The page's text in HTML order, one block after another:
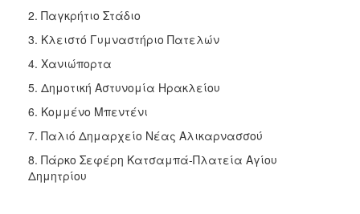
2. Παγκρήτιο Στάδιο
3. Κλειστό Γυμναστήριο Πατελών
4. Χανιώπορτα
5. Δημοτική Αστυνομία Ηρακλείου
6. Κομμένο Μπεντένι
7. Παλιό Δημαρχείο Νέας Αλικαρνασσού
8. Πάρκο Σεφέρη Κατσαμπά-Πλατεία Αγίου
Δημητρίου